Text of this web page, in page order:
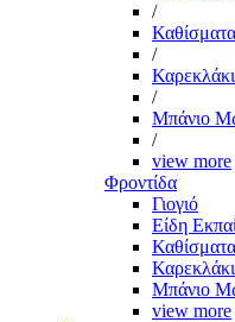
/
/
/
Μπάνιο
/
view more
Φροντίδα
Γιογιό
Είδη
Μπάνιο
view more